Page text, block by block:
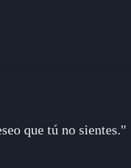
que tú no sientes."